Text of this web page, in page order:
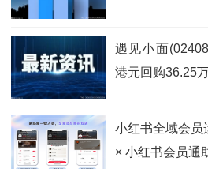
遇见小面
港元回购36.25
小红书全域会员
× 小红书会员通